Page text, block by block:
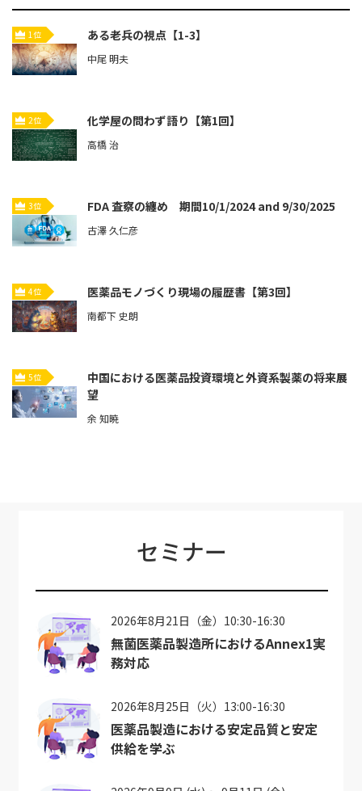
1位 ある老兵の視点【1-3】
中尾 明夫
2位 化学屋の問わず語り【第1回】
高橋 治
3位 FDA 査察の纏め 期間10/1/2024 and 9/30/2025
古澤 久仁彦
4位 医薬品モノづくり現場の履歴書【第3回】
南都下 史朗
5位
中国における医薬品投資環境と外資系製薬の将来展
望
余 知暁
セミナー
2026年8月21日（金）10:30-16:30
無菌医薬品製造所におけるAnnex1実
務対応
2026年8月25日（火）13:00-16:30
医薬品製造における安定品質と安定
供給を学ぶ